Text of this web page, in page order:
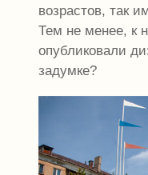
возрастов, так
Тем не менее, к
опубликовали
задумке?